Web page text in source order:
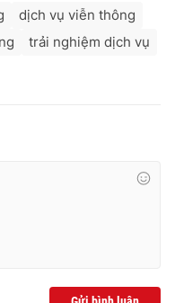
không có sự chấp
dịch vụ viễn thông
trải nghiệm dịch vụ